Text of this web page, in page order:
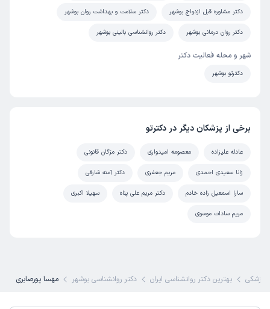
دکتر مشاوره قبل ازدواج بوشهر دکتر سلامت و بهداشت روان بوشهر
دکتر روان درمانی بوشهر دکتر روانشناسی بالینی بوشهر
شهر و محله فعالیت دکتر
دکترتو بوشهر
برخی از پزشکان دیگر در دکترتو
عادله علیزاده معصومه امیدواری دکتر مژگان قانونی
زانا سعیدی احمدی مریم جعفری دکتر آمنه شارقی
سارا اسمعیل زاده خادم دکتر مریم علی پناه سهیلا اکبری
مریم سادات موسوی
پزشکی بهترین دکتر روانشناسی ایران دکتر روانشناسی بوشهر مهسا پورصابری